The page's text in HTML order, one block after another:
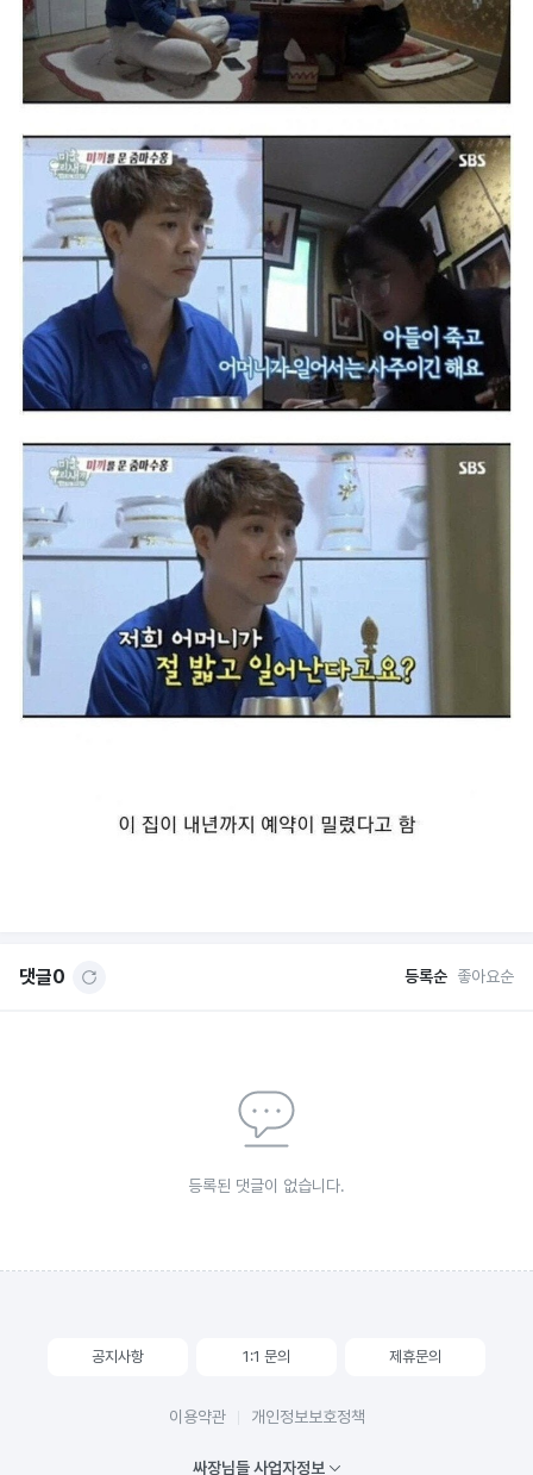
댓글0 등록순 좋아요순
등록된 댓글이 없습니다.
공지사항 1:1 문의 제휴문의
이용약관 개인정보보호정책
싸장님들 사업자정보